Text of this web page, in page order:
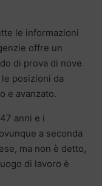
le informazioni
offre un
di prova di nove
posizioni da
e avanzato.
anni e i
a seconda
ma non è detto,
di lavoro è